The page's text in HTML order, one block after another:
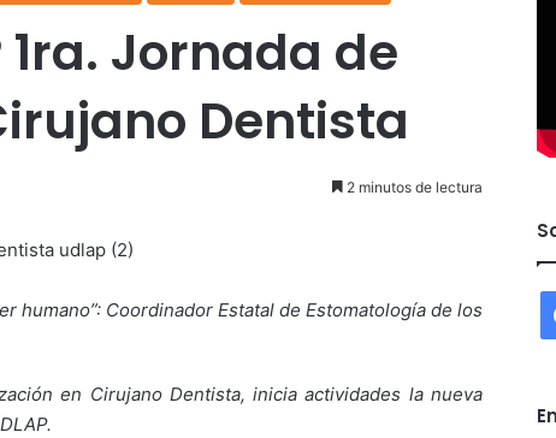
1ra. Jornada de
Dentista
2 minutos de lectura
humano”: Coordinador Estatal de Estomatología de los
en Cirujano Dentista, inicia actividades la nueva